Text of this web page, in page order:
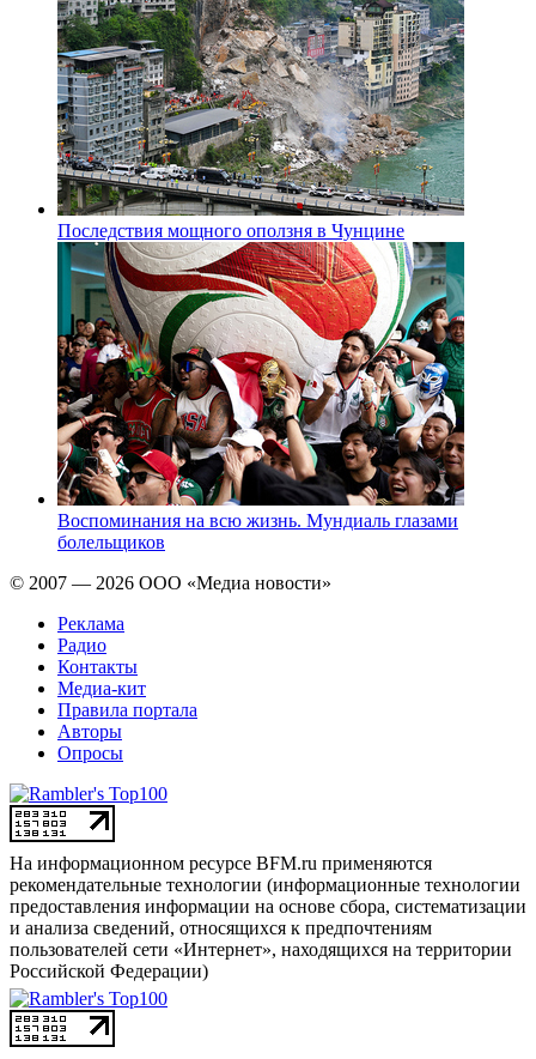
Последствия мощного оползня в Чунцине
Воспоминания на всю жизнь. Мундиаль глазами
болельщиков
© 2007 — 2026 ООО «Медиа новости»
Реклама
Радио
Контакты
Медиа-кит
Правила портала
Авторы
Опросы
На информационном ресурсе BFM.ru применяются
рекомендательные технологии (информационные технологии
предоставления информации на основе сбора, систематизации
и анализа сведений, относящихся к предпочтениям
пользователей сети «Интернет», находящихся на территории
Российской Федерации)